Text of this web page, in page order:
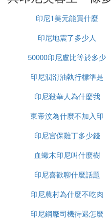
單盒(包)支數:20
銷售形式:國內出口
產品狀態:已上市
單盒參考價: 7 元
條盒參考價:不詳
卷煙條碼:6901028200288
條盒條碼:不詳
煙灰2 - 遊客-記的95年當
過這個，忘記什麼味道了
印尼1美元能買什麼
印尼地震了多少人
50000印尼盧比等於多少
人民幣
印尼潤滑油執行標準是
什麼
印尼殺華人為什麼我
東帝汶為什麼不加入印
尼
印尼宮保雞丁多少錢
血蠍木印尼叫什麼樹
印尼喜歡聊什麼話題
印尼農村為什麼不吃肉
印尼鋼廠司機待遇怎麼